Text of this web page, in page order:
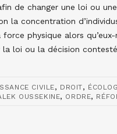
de changer une loi ou
la concentration
physique alors
loi ou la décision
CIVILE, DROIT,
OUSSEKINE, ORDRE,